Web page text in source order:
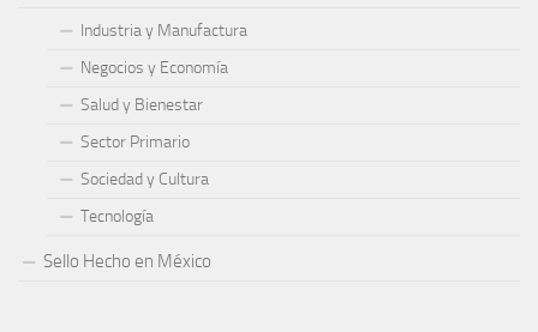
Industria y Manufactura
Negocios y Economía
Salud y Bienestar
Sector Primario
Sociedad y Cultura
Tecnología
Sello Hecho en México